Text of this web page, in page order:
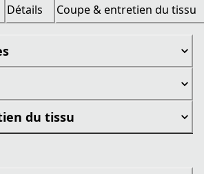
Détails Coupe & entretien du tissu
du tissu